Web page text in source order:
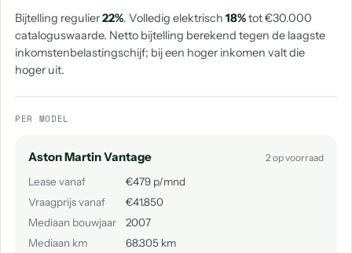
Bijtelling regulier22%. Volledig elektrisch 18%tot €30.000
cataloguswaarde. Netto bijtelling berekend tegen de laagste
inkomstenbelastingschijf; bij een hoger inkomen valt die
hoger uit.
PER MODEL
Aston Martin Vantage 2 op voorraad
Lease vanaf
€479 p/mnd
Vraagprijs vanaf
€41.850
Mediaan bouwjaar
2007
Mediaan km
68.305 km